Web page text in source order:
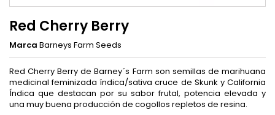
Red Cherry Berry
Marca Barneys Farm Seeds
Red Cherry Berry de Barney´s Farm son semillas de marihuana
medicinal feminizada índica/sativa cruce de Skunk y California
Índica que destacan por su sabor frutal, potencia elevada y
una muy buena producción de cogollos repletos de resina.